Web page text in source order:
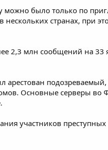
можно было только по
странах, при
2,3 млн сообщений на
Основные серверы
участников преступных